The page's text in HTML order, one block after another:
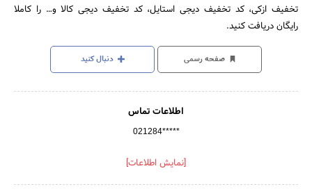
تخفیف ازکی، کد تخفیف دیجی استایل، کد تخفیف دیجی کالا و… را کاملا
رایگان دریافت کنید.
صفحه رسمی دنبال کنید
اطلاعات تماس
021284*****
[نمایش اطلاعات]